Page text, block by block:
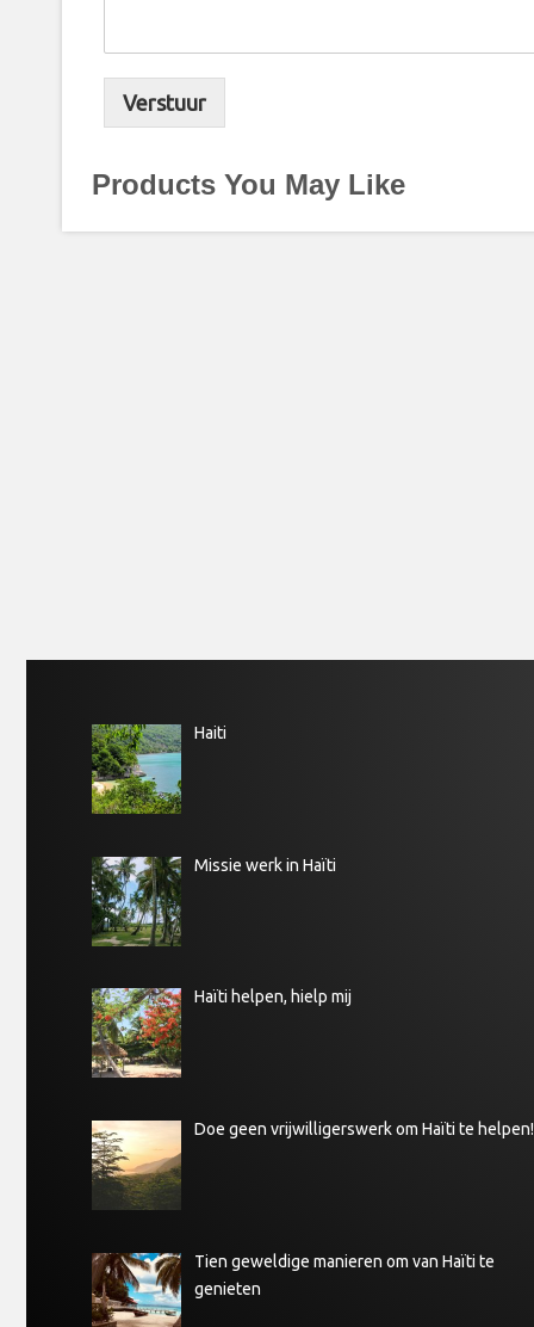
Verstuur
Products You May Like
Haiti
Missie werk in Haïti
Haïti helpen, hielp mij
Doe geen vrijwilligerswerk om Haïti te helpen!
Tien geweldige manieren om van Haïti te
genieten